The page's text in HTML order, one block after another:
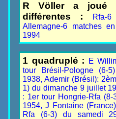
R Völler a joué
différentes : Rfa-6
Allemagne-6 matches
1994
1 quadruplé :
E
tour Brésil-Pologne (6-
1938, Ademir (Brésil):
1) du dimanche 9 juillet
: 1er tour Hongrie-Rfa
1954, J Fontaine
Rfa (6-3) du samedi